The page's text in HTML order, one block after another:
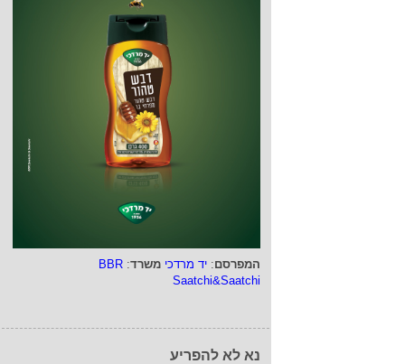
המפרסם: יד מרדכי משרד:
BBR
Saatchi&Saatchi
נא לא להפריע